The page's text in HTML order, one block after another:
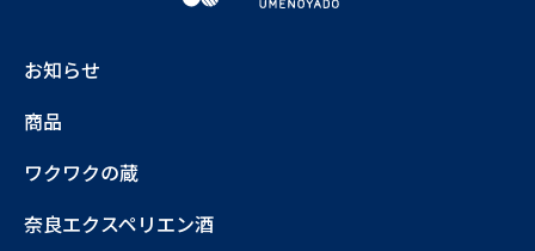
お知らせ
商品
ワクワクの蔵
奈良エクスペリエン酒